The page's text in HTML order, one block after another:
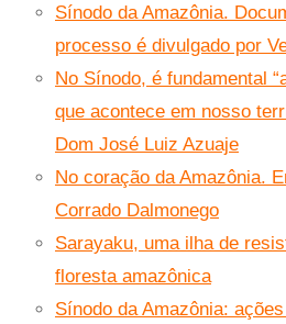
Sínodo da Amazônia.
processo é divulgado por
No Sínodo, é fundamental
que acontece em nosso
Dom José Luiz Azuaje
No coração da Amazônia.
Corrado Dalmonego
Sarayaku, uma ilha de
floresta amazônica
Sínodo da Amazônia: